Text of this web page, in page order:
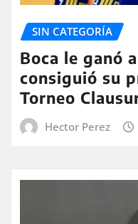
SIN CATEGORÍA
Boca le ganó
consiguió su
Torneo
Hector Perez